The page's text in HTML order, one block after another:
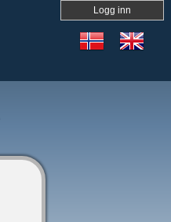
Logg inn